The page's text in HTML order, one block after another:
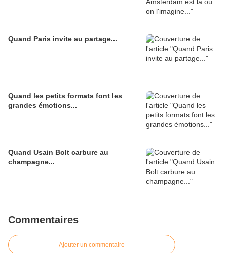
Quand Paris invite au partage...
Quand les petits formats font les
grandes émotions...
Quand Usain Bolt carbure au
champagne...
Commentaires
Ajouter un commentaire